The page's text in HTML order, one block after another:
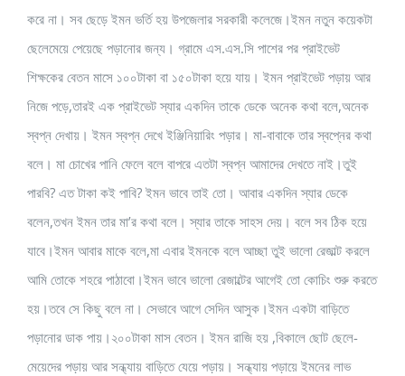
করে না। সব ছেড়ে ইমন ভর্তি হয় উপজেলার সরকারী কলেজে।ইমন নতুন কয়েকটা
ছেলেমেয়ে পেয়েছে পড়ানোর জন্য। গ্রামে এস.এস.সি পাশের পর প্রাইভেট
শিক্ষকের বেতন মাসে ১০০টাকা বা ১৫০টাকা হয়ে যায়। ইমন প্রাইভেট পড়ায় আর
নিজে পড়ে,তারই এক প্রাইভেট স্যার একদিন তাকে ডেকে অনেক কথা বলে,অনেক
স্বপ্ন দেখায়। ইমন স্বপ্ন দেখে ইঞ্জিনিয়ারিং পড়ার। মা-বাবাকে তার স্বপ্নের কথা
বলে। মা চোখের পানি ফেলে বলে বাপরে এতটা স্বপ্ন আমাদের দেখতে নাই।তুই
পারবি? এত টাকা কই পাবি? ইমন ভাবে তাই তো। আবার একদিন স্যার ডেকে
বলেন,তখন ইমন তার মা’র কথা বলে। স্যার তাকে সাহস দেয়। বলে সব ঠিক হয়ে
যাবে।ইমন আবার মাকে বলে,মা এবার ইমনকে বলে আচ্ছা তুই ভালো রেজাল্ট করলে
আমি তোকে শহরে পাঠাবো।ইমন ভাবে ভালো রেজাল্টের আগেই তো কোচিং শুরু করতে
হয়।তবে সে কিছু বলে না। সেভাবে আগে সেদিন আসুক।ইমন একটা বাড়িতে
পড়ানোর ডাক পায়।২০০টাকা মাস বেতন। ইমন রাজি হয় ,বিকালে ছোট ছেলে-
মেয়েদের পড়ায় আর সন্ধ্যায় বাড়িতে যেয়ে পড়ায়। সন্ধ্যায় পড়ায়ে ইমনের লাভ